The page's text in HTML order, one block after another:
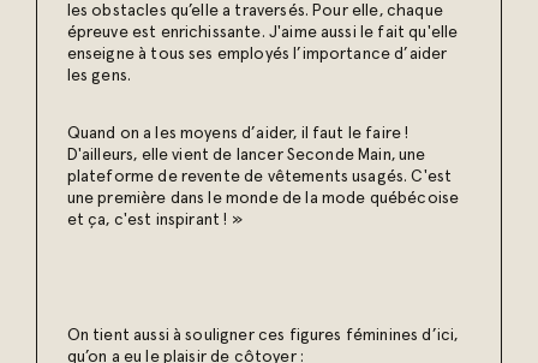
les obstacles qu’elle a traversés. Pour elle, chaque
épreuve est enrichissante. J'aime aussi le fait qu'elle
enseigne à tous ses employés l’importance d’aider
les gens.
Quand on a les moyens d’aider, il faut le faire !
D'ailleurs, elle vient de lancer Seconde Main, une
plateforme de revente de vêtements usagés. C'est
une première dans le monde de la mode québécoise
et ça, c'est inspirant ! »
On tient aussi à souligner ces figures féminines d’ici,
qu’on a eu le plaisir de côtoyer :